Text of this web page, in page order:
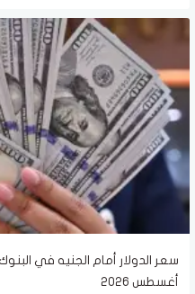
أغسطس 2026